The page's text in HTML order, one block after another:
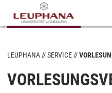
LEUPHANA SERVICE